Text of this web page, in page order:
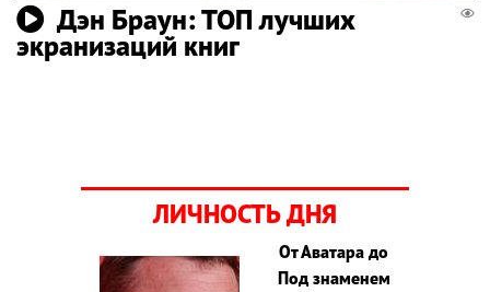
Дэн Браун: ТОП лучших
экранизаций книг
ЛИЧНОСТЬ ДНЯ
От Аватара до
Под знаменем